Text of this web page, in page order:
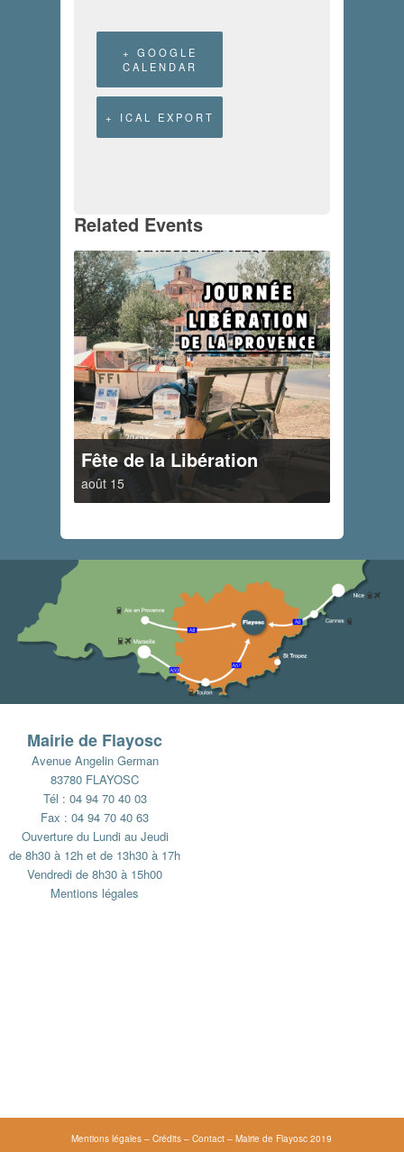
+ GOOGLE
CALENDAR
+ ICAL EXPORT
Related Events
Fête de la Libération
août 15
Mairie de Flayosc
Avenue Angelin German
83780 FLAYOSC
Tél : 04 94 70 40 03
Fax : 04 94 70 40 63
Ouverture du Lundi au Jeudi
de 8h30 à 12h et de 13h30 à 17h
Vendredi de 8h30 à 15h00
Mentions légales
Mentions légales –Crédits –Contact – Mairie de Flayosc 2019